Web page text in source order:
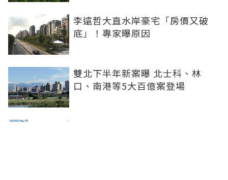
李遠哲大直水岸豪宅「房價又破
底」！專家曝原因
雙北下半年新案曝 北士科、林
口、南港等5大百億案登場